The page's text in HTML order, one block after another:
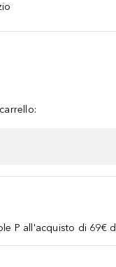
P all'acquisto di 69€